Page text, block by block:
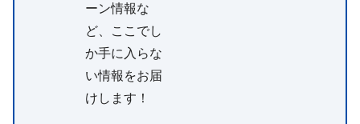
ーン情報な
ど、ここでし
か手に入らな
い情報をお届
けします！